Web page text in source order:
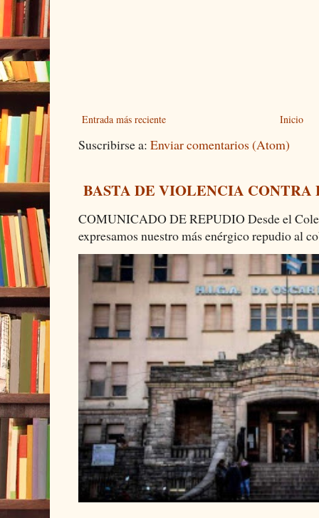
Entrada más reciente Inicio
Suscribirse a: Enviar comentarios (Atom)
BASTA DE VIOLENCIA
COMUNICADO DE REPUDIO Desde el
expresamos nuestro más enérgico repudio al